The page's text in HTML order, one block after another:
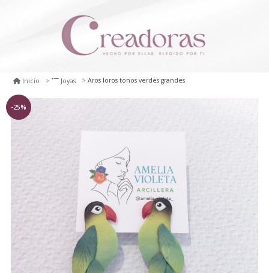
Inicio Joyas Aros loros tonos verdes grandes
-25%